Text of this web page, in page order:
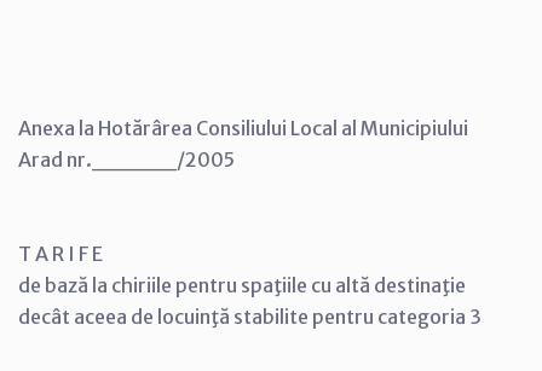
Anexa la Hotărârea Consiliului Local al Municipiului
Arad nr._____/2005
T A R I F E
de bază la chiriile pentru spaţiile cu altă destinaţie
decât aceea de locuinţă stabilite pentru categoria 3